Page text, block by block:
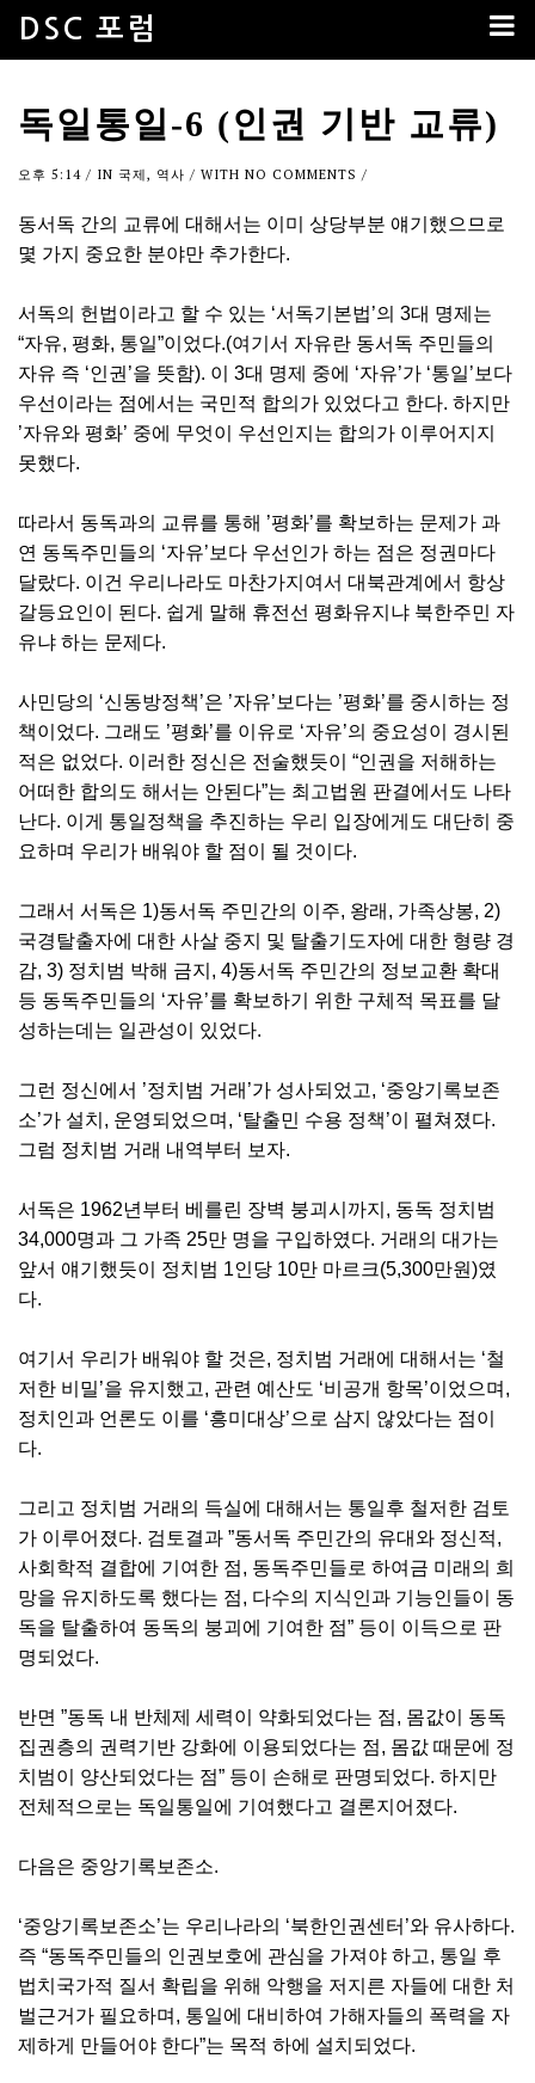
DSC 포럼
독일통일-6 (인권 기반 교류)
오후 5:14 / IN 국제, 역사 / WITH NO COMMENTS /
동서독 간의 교류에 대해서는 이미 상당부분 얘기했으므로
몇 가지 중요한 분야만 추가한다.
서독의 헌법이라고 할 수 있는 ‘서독기본법’의 3대 명제는
“자유, 평화, 통일”이었다.(여기서 자유란 동서독 주민들의
자유 즉 ‘인권’을 뜻함). 이 3대 명제 중에 ‘자유’가 ‘통일’보다
우선이라는 점에서는 국민적 합의가 있었다고 한다. 하지만
’자유와 평화’ 중에 무엇이 우선인지는 합의가 이루어지지
못했다.
따라서 동독과의 교류를 통해 ’평화’를 확보하는 문제가 과
연 동독주민들의 ‘자유’보다 우선인가 하는 점은 정권마다
달랐다. 이건 우리나라도 마찬가지여서 대북관계에서 항상
갈등요인이 된다. 쉽게 말해 휴전선 평화유지냐 북한주민 자
유냐 하는 문제다.
사민당의 ‘신동방정책’은 ’자유’보다는 ’평화’를 중시하는 정
책이었다. 그래도 ’평화’를 이유로 ‘자유’의 중요성이 경시된
적은 없었다. 이러한 정신은 전술했듯이 “인권을 저해하는
어떠한 합의도 해서는 안된다”는 최고법원 판결에서도 나타
난다. 이게 통일정책을 추진하는 우리 입장에게도 대단히 중
요하며 우리가 배워야 할 점이 될 것이다.
그래서 서독은 1)동서독 주민간의 이주, 왕래, 가족상봉, 2)
국경탈출자에 대한 사살 중지 및 탈출기도자에 대한 형량 경
감, 3) 정치범 박해 금지, 4)동서독 주민간의 정보교환 확대
등 동독주민들의 ‘자유’를 확보하기 위한 구체적 목표를 달
성하는데는 일관성이 있었다.
그런 정신에서 ’정치범 거래’가 성사되었고, ‘중앙기록보존
소’가 설치, 운영되었으며, ‘탈출민 수용 정책’이 펼쳐졌다.
그럼 정치범 거래 내역부터 보자.
서독은 1962년부터 베를린 장벽 붕괴시까지, 동독 정치범
34,000명과 그 가족 25만 명을 구입하였다. 거래의 대가는
앞서 얘기했듯이 정치범 1인당 10만 마르크(5,300만원)였
다.
여기서 우리가 배워야 할 것은, 정치범 거래에 대해서는 ‘철
저한 비밀’을 유지했고, 관련 예산도 ‘비공개 항목’이었으며,
정치인과 언론도 이를 ‘흥미대상’으로 삼지 않았다는 점이
다.
그리고 정치범 거래의 득실에 대해서는 통일후 철저한 검토
가 이루어졌다. 검토결과 ”동서독 주민간의 유대와 정신적,
사회학적 결합에 기여한 점, 동독주민들로 하여금 미래의 희
망을 유지하도록 했다는 점, 다수의 지식인과 기능인들이 동
독을 탈출하여 동독의 붕괴에 기여한 점” 등이 이득으로 판
명되었다.
반면 ”동독 내 반체제 세력이 약화되었다는 점, 몸값이 동독
집권층의 권력기반 강화에 이용되었다는 점, 몸값 때문에 정
치범이 양산되었다는 점” 등이 손해로 판명되었다. 하지만
전체적으로는 독일통일에 기여했다고 결론지어졌다.
다음은 중앙기록보존소.
‘중앙기록보존소’는 우리나라의 ‘북한인권센터’와 유사하다.
즉 “동독주민들의 인권보호에 관심을 가져야 하고, 통일 후
법치국가적 질서 확립을 위해 악행을 저지른 자들에 대한 처
벌근거가 필요하며, 통일에 대비하여 가해자들의 폭력을 자
제하게 만들어야 한다”는 목적 하에 설치되었다.